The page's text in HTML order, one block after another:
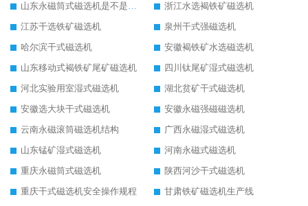
山东永磁筒式磁选机是不是强磁
浙江水选褐铁矿磁选机
江苏干选铁矿磁选机
泉州干式强磁选机
哈尔滨干式磁选机
安徽褐铁矿水选磁选机
山东移动式褐铁矿尾矿磁选机
四川钛尾矿湿式磁选机
河北实验用室湿式磁选机
湖北贫矿干式磁选机
安徽选大块干式磁选机
安徽永磁强磁磁选机
云南永磁滚筒磁选机结构
广西永磁湿式磁选机
山东锰矿湿式磁选机
河南永磁式磁选机
重庆永磁筒式磁选机
陕西河沙干式磁选机
重庆干式磁选机安全操作规程
甘肃铁矿磁选机生产线